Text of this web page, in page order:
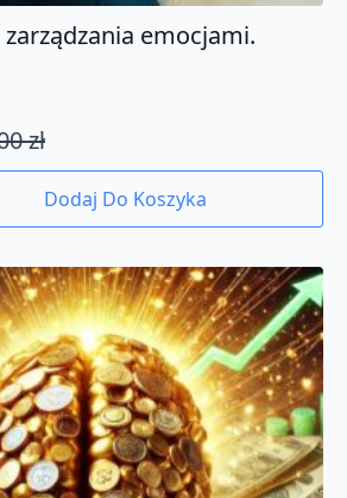
zarządzania emocjami.
zł
Dodaj Do Koszyka